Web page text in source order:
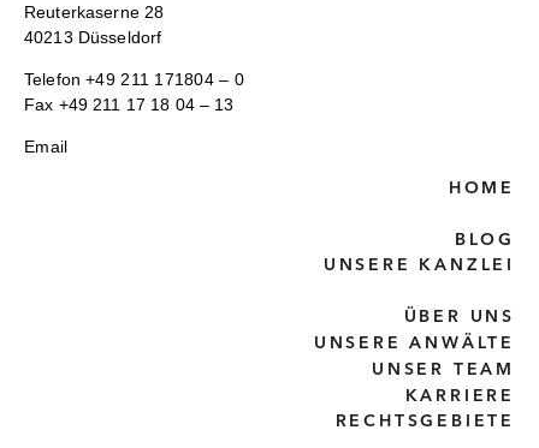
Reuterkaserne 28
40213 Düsseldorf
Telefon+49 211 171804 – 0
Fax +49 211 17 18 04 – 13
Email
HOME
BLOG
UNSERE KANZLEI
ÜBER UNS
UNSERE ANWÄLTE
UNSER TEAM
KARRIERE
RECHTSGEBIETE